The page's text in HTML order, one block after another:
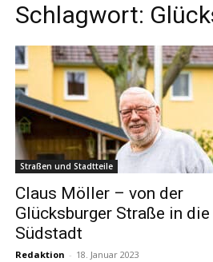
Schlagwort:
Straßen und Stadtteile
Claus Möller – von der
Glücksburger Straße in die
Südstadt
Redaktion - 18. Januar 2023